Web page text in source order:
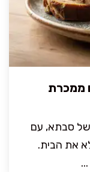
ממכרת
של סבתא, עם
את הבית.